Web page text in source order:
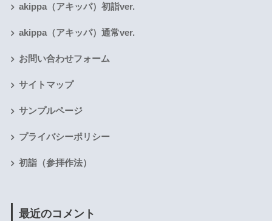
akippa（アキッパ）初詣ver.
akippa（アキッパ）通常ver.
お問い合わせフォーム
サイトマップ
サンプルページ
プライバシーポリシー
初詣（参拝作法）
最近のコメント